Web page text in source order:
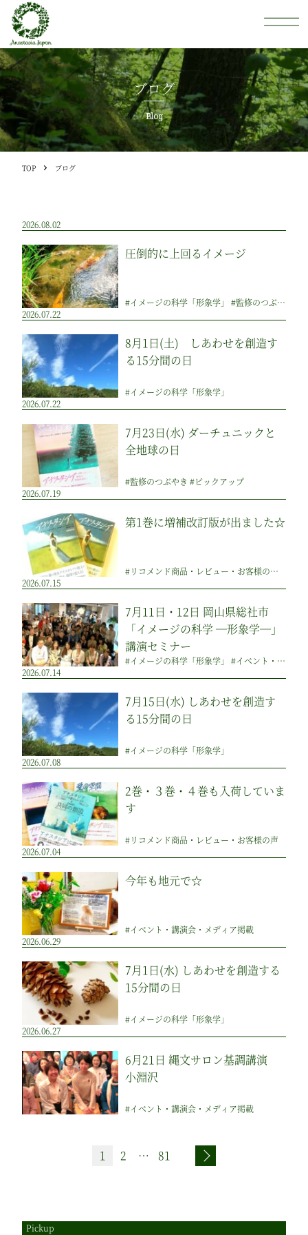
ブログ
Blog
TOP ブログ
2026.08.02
圧倒的に上回るイメージ
#イメージの科学「形象学」 #監修のつぶやき
2026.07.22
8月1日(土) しあわせを創造す
る15分間の日
#イメージの科学「形象学」
2026.07.22
7月23日(水) ダーチュニックと
全地球の日
#監修のつぶやき #ピックアップ
2026.07.19
第1巻に増補改訂版が出ました☆
#リコメンド商品・レビュー・お客様の声 #その他 #ピックアップ
2026.07.15
7月11日・12日 岡山県総社市
「イメージの科学 ―形象学―」
講演セミナー
#イメージの科学「形象学」 #イベント・講演会・メディア掲載
2026.07.14
7月15日(水) しあわせを創造す
る15分間の日
#イメージの科学「形象学」
2026.07.08
2巻・３巻・４巻も入荷していま
す
#リコメンド商品・レビュー・お客様の声
2026.07.04
今年も地元で☆
#イベント・講演会・メディア掲載
2026.06.29
7月1日(水) しあわせを創造する
15分間の日
#イメージの科学「形象学」
2026.06.27
6月21日 縄文サロン基調講演
小淵沢
#イベント・講演会・メディア掲載
ペ
1 2 … 81 次へ
Pickup